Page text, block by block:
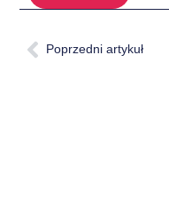
Poprzedni artykuł